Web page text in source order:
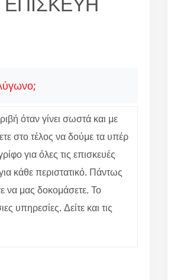
όταν γίνει σωστά και με
στο τέλος να δούμε τα υπέρ
για όλες τις επισκευές
κάθε περιστατικό. Πάντως
να μας δοκομάσετε. Το
υπηρεσίες. Δείτε και τις